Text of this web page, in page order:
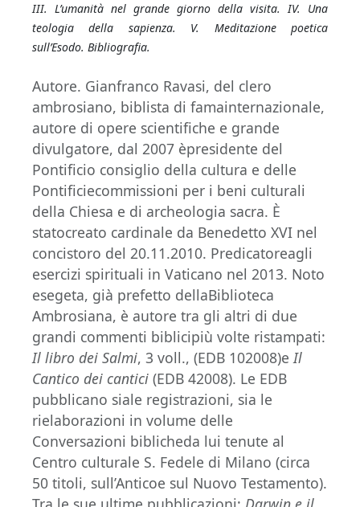
III. L’umanità nel grande giorno della visita. IV. Una
teologia della sapienza.
V. Meditazione poetica
sull’Esodo. Bibliografia.
Autore. Gianfranco Ravasi, del clero
ambrosiano, biblista di famainternazionale,
autore di opere scientifiche e grande
divulgatore, dal 2007 èpresidente del
Pontificio consiglio della cultura e delle
Pontificiecommissioni per i beni culturali
della Chiesa e di archeologia sacra. È
statocreato cardinale da Benedetto XVI nel
concistoro del 20.11.2010. Predicatoreagli
esercizi spirituali in Vaticano nel 2013. Noto
esegeta, già prefetto dellaBiblioteca
Ambrosiana, è autore tra gli altri di due
grandi commenti biblicipiù volte ristampati:
Il libro dei Salmi, 3 voll., (EDB 102008)eIl
Cantico dei cantici (EDB 42008). Le EDB
pubblicano siale registrazioni, sia le
rielaborazioni in volume delle
Conversazioni biblicheda lui tenute al
Centro culturale S. Fedele di Milano (circa
50 titoli, sull’Anticoe sul Nuovo Testamento).